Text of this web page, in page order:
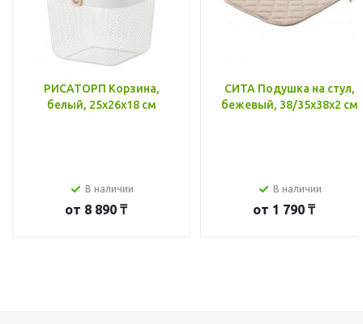
РИСАТОРП Корзина,
белый, 25x26x18 см
В наличии
от 8 890 ₸
СИТА Подушка на стул,
бежевый, 38/35x38x2 см
В наличии
от 1 790 ₸